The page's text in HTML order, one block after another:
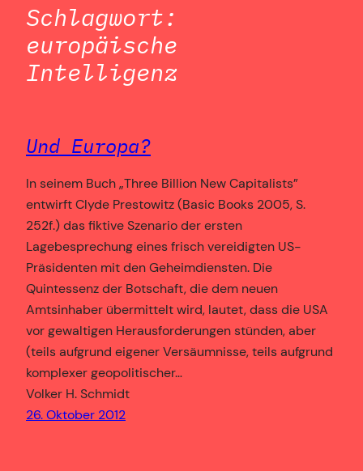
Schlagwort:
europäische
Intelligenz
Und Europa?
In seinem Buch „Three Billion New Capitalists”
entwirft Clyde Prestowitz (Basic Books 2005, S.
252f.) das fiktive Szenario der ersten
Lagebesprechung eines frisch vereidigten US-
Präsidenten mit den Geheimdiensten. Die
Quintessenz der Botschaft, die dem neuen
Amtsinhaber übermittelt wird, lautet, dass die USA
vor gewaltigen Herausforderungen stünden, aber
(teils aufgrund eigener Versäumnisse, teils aufgrund
komplexer geopolitischer…
Volker H. Schmidt
26. Oktober 2012